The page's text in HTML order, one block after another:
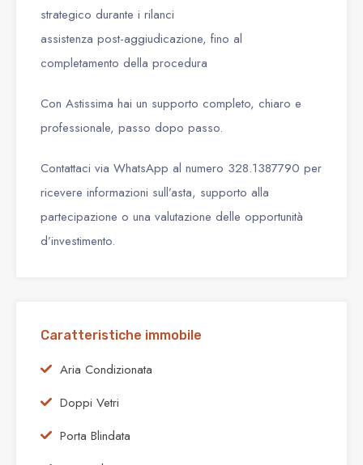
strategico durante i rilanci
assistenza post-aggiudicazione, fino al
completamento della procedura
Con Astissima hai un supporto completo, chiaro e
professionale, passo dopo passo.
Contattaci via WhatsApp al numero 328.1387790 per
ricevere informazioni sull’asta, supporto alla
partecipazione o una valutazione delle opportunità
d’investimento.
Caratteristiche immobile
Aria Condizionata
Doppi Vetri
Porta Blindata